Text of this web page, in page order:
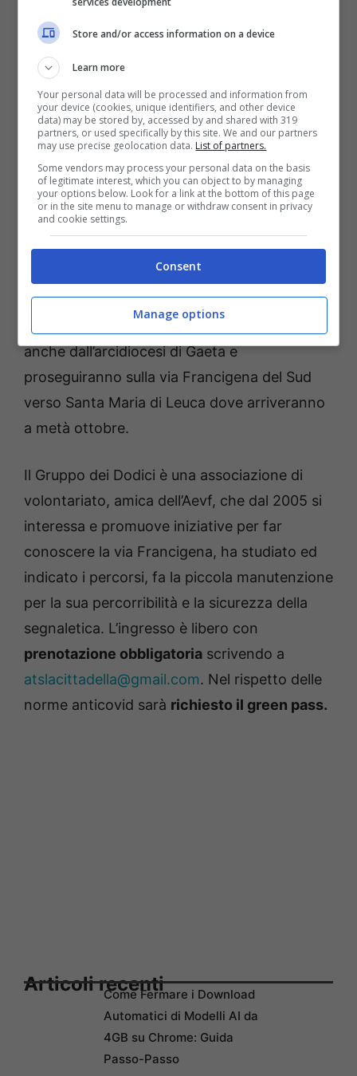
L’evento è organizzato per festeggiare la via
Francigena ed il ventesimo anniversario della
fondazione dell’Aevf, associazione europea
delle vie francigene, riferimento del Consiglio
d’Europa, costituita dai rappresentanti dei
comuni e degli enti locali di quattro nazioni
attraversate dall’itinerario culturale.
Tra l’altro, il prossimo20 settembre
arriveranno a Gaeta i pellegrini/viaggiatori
dellaRoad to Rome 2021, partiti da
Canterbury a metà giugno. Saranno accolti
anche dall’arcidiocesi di Gaeta e
proseguiranno sulla via Francigena del Sud
verso Santa Maria di Leuca dove arriveranno
a metà ottobre.
Il Gruppo dei Dodici è una associazione di
volontariato, amica dell’Aevf, che dal 2005 si
interessa e promuove iniziative per far
conoscere la via Francigena, ha studiato ed
indicato i percorsi, fa la piccola manutenzione
per la sua percorribilità e la sicurezza della
segnaletica. L’ingresso è libero con
prenotazione obbligatoria scrivendo a
atslacittadella@gmail.com. Nel rispetto delle
norme anticovid sarà richiesto il green pass.
Articoli recentiCome Fermare i Download
Automatici di Modelli AI da
4GB su Chrome: Guida
Passo-Passo
Store and/or access information on a device
Learn more
Your personal data will be processed and information from
your device (cookies, unique identifiers, and other device
data) may be stored by, accessed by and shared with 319
partners, or used specifically by this site. We and our partners
may use precise geolocation data. List of partners.
Some vendors may process your personal data on the basis
of legitimate interest, which you can object to by managing
your options below. Look for a link at the bottom of this page
or in the site menu to manage or withdraw consent in privacy
and cookie settings.
Consent
Manage options